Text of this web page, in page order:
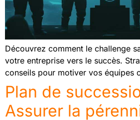
Découvrez comment le challenge
votre entreprise vers le succès.
conseils pour motiver vos équipes
Plan de
Assurer la